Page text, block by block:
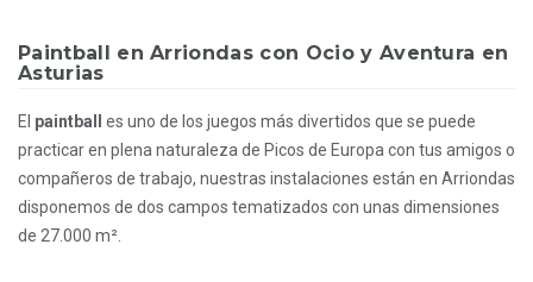
Paintball en Arriondas con Ocio y Aventura en
Asturias
El paintball
es uno de los juegos más divertidos que se puede
practicar en plena naturaleza de Picos de Europa con tus amigos o
compañeros de trabajo, nuestras instalaciones están en Arriondas
disponemos de dos campos tematizados con unas dimensiones
de 27.000 m².